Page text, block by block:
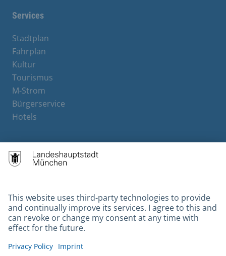
Services
Stadtplan
Fahrplan
Kultur
Tourismus
M-Strom
Bürgerservice
Hotels
Contact
Gebärdensprache
Datenschutz
Kontakt